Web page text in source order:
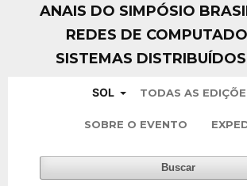
ANAIS DO SIMPÓSIO
REDES DE
SISTEMAS
SOL TODAS AS
SOBRE O EVENTO
Buscar